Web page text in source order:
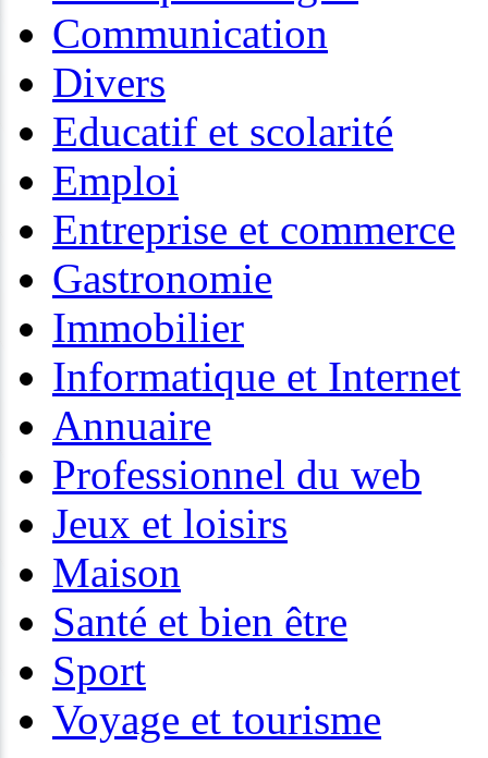
Communication
Divers
Educatif et scolarité
Emploi
Entreprise et commerce
Gastronomie
Immobilier
Informatique et Internet
Annuaire
Professionnel du web
Jeux et loisirs
Maison
Santé et bien être
Sport
Voyage et tourisme